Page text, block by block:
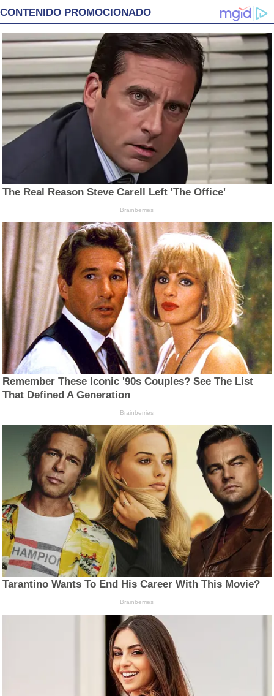
CONTENIDO PROMOCIONADO
The Real Reason Steve Carell Left 'The Office'
Brainberries
Remember These Iconic '90s Couples? See The List
That Defined A Generation
Brainberries
Tarantino Wants To End His Career With This Movie?
Brainberries